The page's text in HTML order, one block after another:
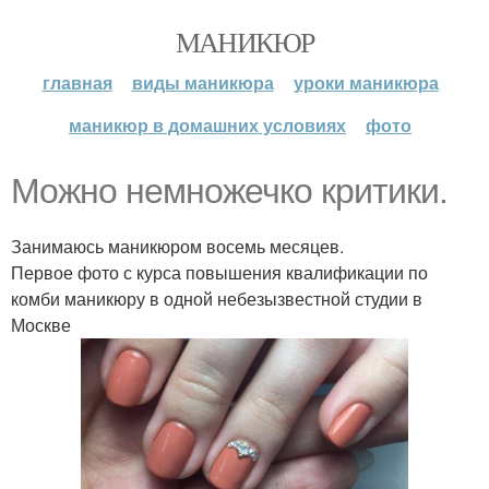
МАНИКЮР
главная виды маникюра
уроки маникюра
маникюр в домашних условиях
фото
Можно немножечко критики.
Занимаюсь маникюром восемь месяцев.
Первое фото с курса повышения квалификации по
комби маникюру в одной небезызвестной студии в
Москве